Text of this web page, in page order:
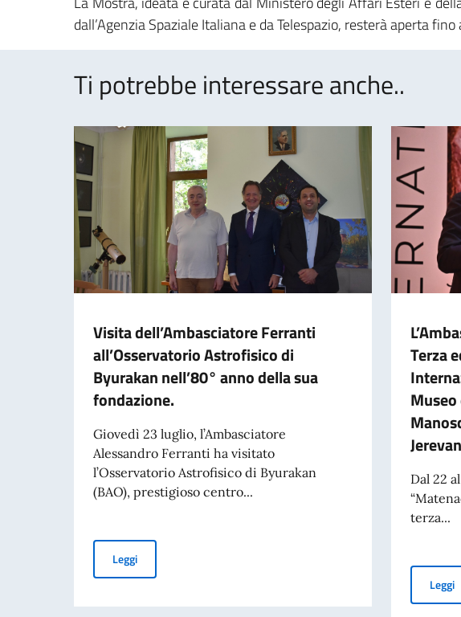
dall’Agenzia Spaziale Italiana e da Telespazio, resterà aperta
Ti potrebbe interessare anche..
Visita dell’Ambasciatore Ferranti
all’Osservatorio Astrofisico di
Byurakan nell’80° anno della sua
fondazione.
Giovedì 23 luglio, l’Ambasciatore
Alessandro Ferranti ha visitato
l’Osservatorio Astrofisico di Byurakan
(BAO), prestigioso centro...
LeggiVisita dell’Ambasciatore Ferranti all’Osservatorio Astrofisico di
Terza
Jerevan
Dal 22
terza...
Leggi